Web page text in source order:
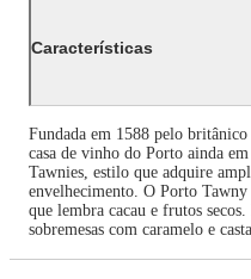
Características
Fundada em 1588 pelo
casa de vinho do Porto ainda
Tawnies, estilo que adquire
envelhecimento. O Porto Tawny
que lembra cacau e frutos
sobremesas com caramelo e